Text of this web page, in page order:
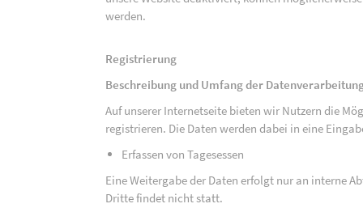
werden.
Registrierung
Beschreibung und Umfang der
Auf unserer Internetseite bieten wir Nutzern die
registrieren. Die Daten werden dabei in eine
Erfassen von Tagesessen
Eine Weitergabe der Daten erfolgt nur an interne
Dritte findet nicht statt.